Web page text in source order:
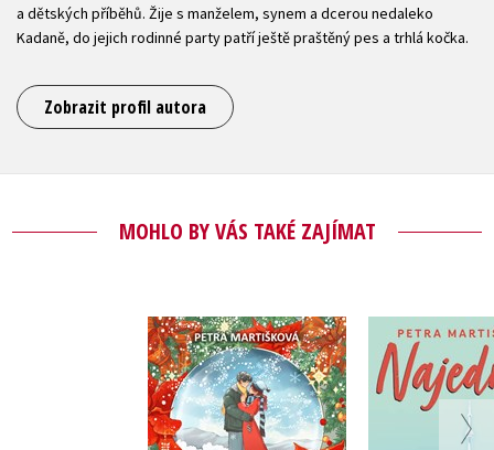
a dětských příběhů. Žije s manželem, synem a dcerou nedaleko
Kadaně, do jejich rodinné party patří ještě praštěný pes a trhlá kočka.
Zobrazit profil autora
MOHLO BY VÁS TAKÉ ZAJÍMAT
Zasněžený polibek
Petra Martišková Petra